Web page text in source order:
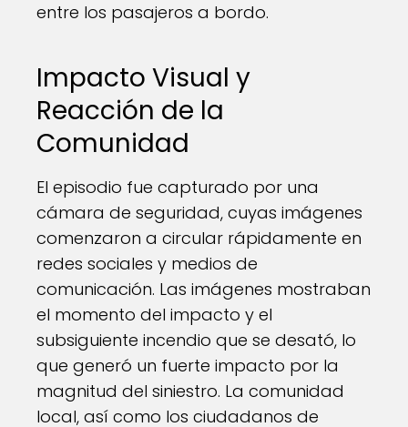
entre los pasajeros a bordo.
Impacto Visual y
Reacción de la
Comunidad
El episodio fue capturado por una
cámara de seguridad, cuyas imágenes
comenzaron a circular rápidamente en
redes sociales y medios de
comunicación. Las imágenes mostraban
el momento del impacto y el
subsiguiente incendio que se desató, lo
que generó un fuerte impacto por la
magnitud del siniestro. La comunidad
local, así como los ciudadanos de